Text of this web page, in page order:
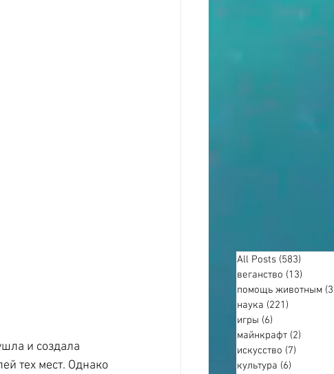
и создала
тех мест. Однако
All Posts (583)
веганство (13)
помощь животным
наука (221)
игры (6)
майнкрафт (2)
искусство (7)
культура (6)